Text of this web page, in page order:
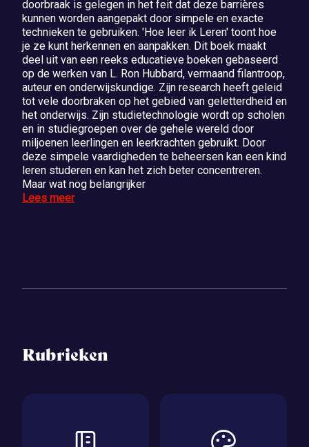
doorbraak is gelegen in het feit dat deze barrières
kunnen worden aangepakt door simpele en exacte
technieken te gebruiken. 'Hoe leer ik Leren' toont hoe
je ze kunt herkennen en aanpakken. Dit boek maakt
deel uit van een reeks educatieve boeken gebaseerd
op de werken van L. Ron Hubbard, vermaand filantroop,
auteur en onderwijskundige. Zijn research heeft geleid
tot vele doorbraken op het gebied van geletterdheid en
het onderwijs. Zijn studietechnologie wordt op scholen
en in studiegroepen over de gehele wereld door
miljoenen leerlingen en leerkrachten gebruikt. Door
deze simpele vaardigheden te beheersen kan een kind
leren studeren en kan het zich beter concentreren.
Maar wat nog belangrijker
Lees meer
Rubrieken